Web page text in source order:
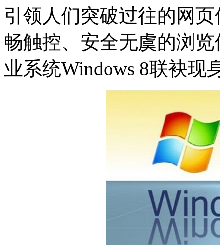
引领人们突破过往的网
畅触控、安全无虞的浏
业系统Windows 8联袂现